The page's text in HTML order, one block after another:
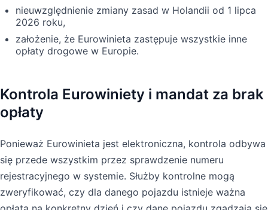
nieuwzględnienie zmiany zasad w Holandii od 1 lipca
2026 roku,
założenie, że Eurowinieta zastępuje wszystkie inne
opłaty drogowe w Europie.
Kontrola Eurowiniety i mandat za brak
opłaty
Ponieważ Eurowinieta jest elektroniczna, kontrola odbywa
się przede wszystkim przez sprawdzenie numeru
rejestracyjnego w systemie. Służby kontrolne mogą
zweryfikować, czy dla danego pojazdu istnieje ważna